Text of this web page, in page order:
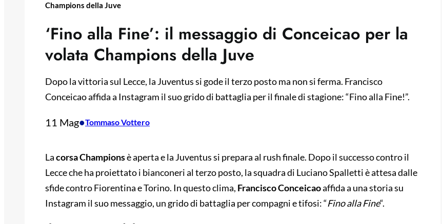
Champions della Juve
‘Fino alla Fine’: il messaggio di Conceicao per la
volata Champions della Juve
Dopo la vittoria sul Lecce, la Juventus si gode il terzo posto ma non si ferma. Francisco
Conceicao affida a Instagram il suo grido di battaglia per il finale di stagione: “Fino alla Fine!”.
11 Mag•Tommaso Vottero
Lacorsa Championsè aperta e la Juventus si prepara al rush finale. Dopo il successo contro il
Lecce che ha proiettato i bianconeri al terzo posto, la squadra di Luciano Spalletti è attesa dalle
sfide contro Fiorentina e Torino. In questo clima, Francisco Conceicaoaffida a una storia su
Instagram il suo messaggio, un grido di battaglia per compagni e tifosi: “Fino alla Fine“.